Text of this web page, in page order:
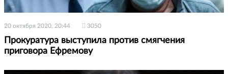
20 октября 2020, 20:44 3050
Прокуратура выступила против смягчения
приговора Ефремову